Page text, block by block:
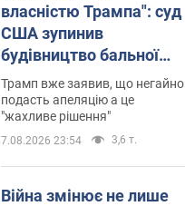
власністю Трампа": суд
США зупинив
будівництво бальної
зали за $400 млн
Трамп вже заявив, що негайно
подасть апеляцію а це
"жахливе рішення"
7.08.2026 23:54 3,6 т.
Війна змінює не лише